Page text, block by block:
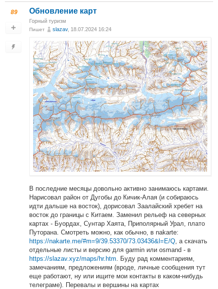
89 Обновление карт
Горный туризм
Пишет slazav, 18.07.2024 16:24
В последние месяцы довольно активно занимаюсь картами.
Нарисовал район от Дугобы до Кичик-Алая (и собираюсь
идти дальше на восток), дорисовал Заалайский хребет на
восток до границы с Китаем. Заменил рельеф на северных
картах - Буордах, Сунтар Хаята, Приполярный Урал, плато
Путорана. Смотреть можно, как обычно, в nakarte:
https://nakarte.me/#m=9/39.53370/73.03436&l=E/Q , а скачать
отдельные листы и версию для garmin или osmand - в
https://slazav.xyz/maps/hr.htm . Буду рад комментариям,
замечаниям, предложениям (вроде, личные сообщения тут
еще работают, ну или ищите мои контакты в каком-нибудь
телеграме). Перевалы и вершины на картах